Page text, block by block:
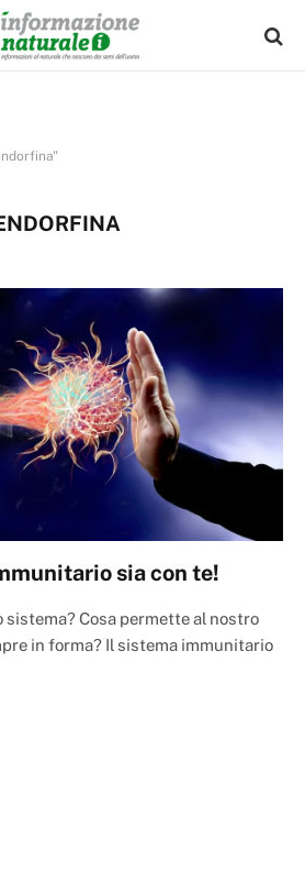
sia con te!
sistema? Cosa permette al nostro
in forma? Il sistema immunitario